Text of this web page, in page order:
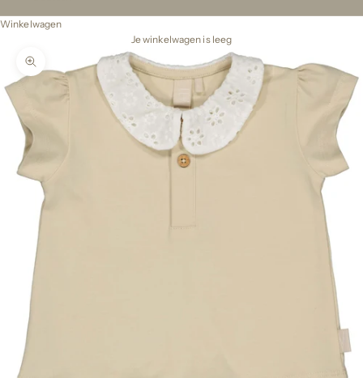
Winkelwagen
Je winkelwagen is leeg
In-/uitzoomen